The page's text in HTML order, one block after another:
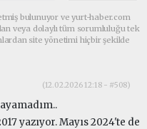
bulunuyor ve yurt-haber.com
veya dolaylı tüm sorumluluğu tek
site yönetimi hiçbir şekilde
(12.02.2026 12:18 - #508)
yazıyor. Mayıs 2024'te de